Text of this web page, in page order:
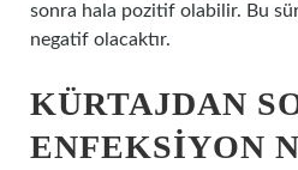
sonra hala pozitif olabilir. Bu
negatif olacaktır.
KÜRTAJDAN
ENFEKSIYON